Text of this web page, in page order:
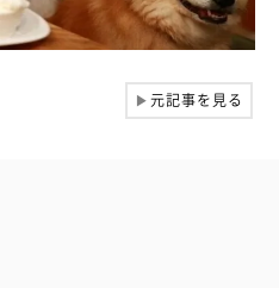
▶元記事を見る